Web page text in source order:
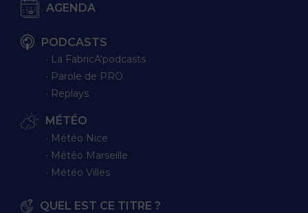
AGENDA
PODCASTS
∙ La FabricA'podcasts
∙ Parole de PRO
∙ Replays
MÉTÉO
∙ Météo Nice
∙ Météo Marseille
∙ Météo Villes
QUEL EST CE TITRE ?